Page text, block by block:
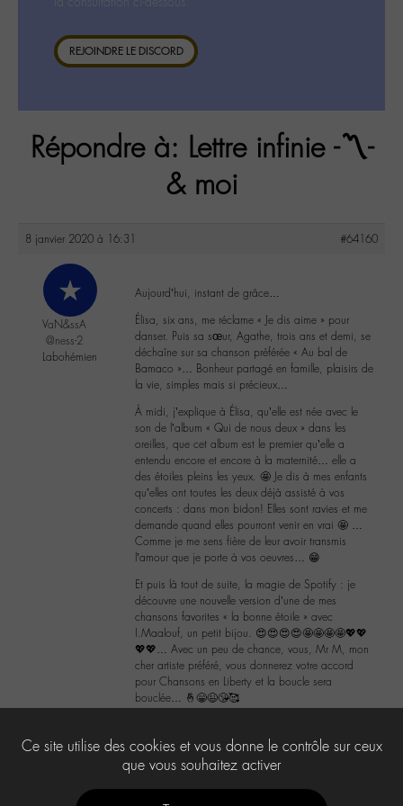
REJOINDRE LE DISCORD
Répondre à: Lettre infinie -〽️-
& moi
8 janvier 2020 à 16:31 #64160
VaN&ssA
@ness-2
Labohémien
Aujourd’hui, instant de grâce…
Élisa, six ans, me réclame « Je dis aime » pour
danser. Puis sa sœur, Agathe, trois ans et demi, se
déchaîne sur sa chanson préférée « Au bal de
Bamaco »… Bonheur partagé en famille, plaisirs de
la vie, simples mais si précieux…
À midi, j’explique à Élisa, qu’elle est née avec le
son de l’album « Qui de nous deux » dans les
oreilles, que cet album est le premier qu’elle a
entendu encore et encore à la maternité… elle a
des étoiles pleins les yeux. 🤩 Je dis à mes enfants
qu’elles ont toutes les deux déjà assisté à vos
concerts : dans mon bidon! Elles sont ravies et me
demande quand elles pourront venir en vrai 🤩 …
Comme je me sens fière de leur avoir transmis
l’amour que je porte à vos oeuvres… 😁
Et puis là tout de suite, la magie de Spotify : je
découvre une nouvelle version d’une de mes
chansons favorites « la bonne étoile » avec
I.Maalouf, un petit bijou. 😍😍😍😍🤩🤩🤩🤩💖💖
💖💖… Avec un peu de chance, vous, Mr M, mon
cher artiste préféré, vous donnerez votre accord
pour Chansons en Liberty et la boucle sera
bouclée… 🤞😁😉😘🥰
Ce site utilise des cookies et vous donne le contrôle sur ceux
que vous souhaitez activer